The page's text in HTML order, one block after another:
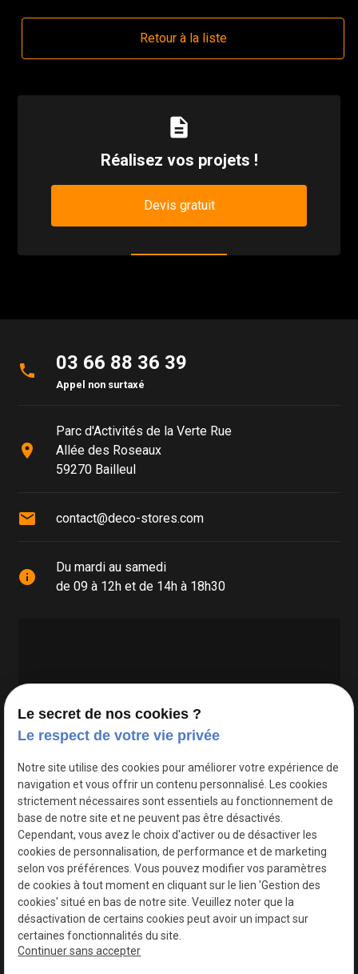
Retour à la liste
description
Réalisez vos projets !
Devis gratuit
phone 03 66 88 36 39
Appel non surtaxé
place
Parc d'Activités de la Verte Rue
Allée des Roseaux
59270 Bailleul
mail contact@deco-stores.com
info
Du mardi au samedi
de 09 à 12h et de 14h à 18h30
Google Maps Search API est désactivé.
Le secret de nos cookies ?
Le respect de votre vie privée
Notre site utilise des cookies pour améliorer votre expérience de
navigation et vous offrir un contenu personnalisé. Les cookies
strictement nécessaires sont essentiels au fonctionnement de
base de notre site et ne peuvent pas être désactivés.
Cependant, vous avez le choix d'activer ou de désactiver les
cookies de personnalisation, de performance et de marketing
selon vos préférences. Vous pouvez modifier vos paramètres
de cookies à tout moment en cliquant sur le lien 'Gestion des
cookies' situé en bas de notre site. Veuillez noter que la
désactivation de certains cookies peut avoir un impact sur
certaines fonctionnalités du site.
Continuer sans accepter